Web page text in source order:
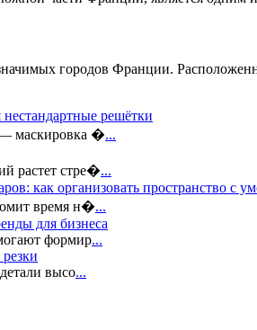
городов Франции.
решётки
— маскировка �...
растет стре�...
как организовать пространство с
время н�...
для бизнеса
формир...
высо...